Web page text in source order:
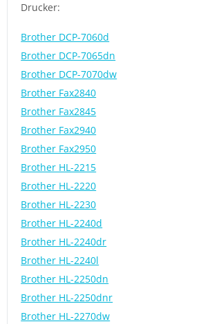
Drucker:
Brother DCP-7060d
Brother DCP-7065dn
Brother DCP-7070dw
Brother Fax2840
Brother Fax2845
Brother Fax2940
Brother Fax2950
Brother HL-2215
Brother HL-2220
Brother HL-2230
Brother HL-2240d
Brother HL-2240dr
Brother HL-2240l
Brother HL-2250dn
Brother HL-2250dnr
Brother HL-2270dw